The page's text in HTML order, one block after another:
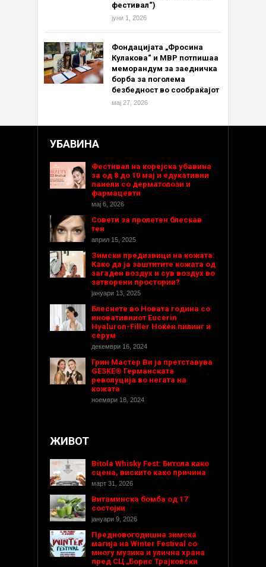
фестивал“)
јуни 1, 2026
Фондацијата „Фросина
Кулакова“ и МВР потпишаа
меморандум за заедничка
борба за поголема
безбедност во сообраќајот
мај 27, 2026
УБАВИНА
Фестивал на корејска убавина
за од 8 до 10 мај и едукативни
панели со дерматолози и
фармацевти
мај 6, 2026
Совети за пролетен блескав
тен
април 15, 2025
Зимски предизвици на кожата:
Како да ја заштитите кожата од
загаден воздух и сув воздух во
затворени простории?
јануари 13, 2025
Блеснете во Новата година со
иновативниот Eucerin
Hyaluron-Filler Ноќен пилинг и
серум
декември 16, 2024
Грин Мастер Ви ја претставува
GESKE® Германската
револуција во негата на
кожата
ноември 18, 2024
ЖИВОТ
Bitola Whisky Fest: Битола како
сцена, вискито како причина
март 31, 2026
Витаминска бомба од 17
состојки
јануари 9, 2026
Предновогодишнa зимска
магија на Winter Festival со
многу музика и улична храна
пред СЦ „Борис Трајковски